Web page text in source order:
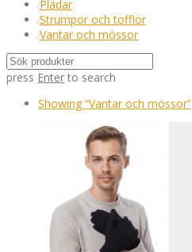
⁄Plädar
⁄Strumpor och tofflor
⁄Vantar och mössor
press Enter to search
Showing “Vantar och mössor”